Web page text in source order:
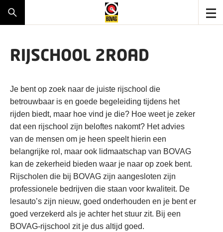
RIJSCHOOL 2ROAD
Je bent op zoek naar de juiste rijschool die
betrouwbaar is en goede begeleiding tijdens het
rijden biedt, maar hoe vind je die? Hoe weet je zeker
dat een rijschool zijn beloftes nakomt? Het advies
van de mensen om je heen speelt hierin een
belangrijke rol, maar ook lidmaatschap van BOVAG
kan de zekerheid bieden waar je naar op zoek bent.
Rijscholen die bij BOVAG zijn aangesloten zijn
professionele bedrijven die staan voor kwaliteit. De
lesauto’s zijn nieuw, goed onderhouden en je bent er
goed verzekerd als je achter het stuur zit. Bij een
BOVAG-rijschool zit je dus altijd goed.